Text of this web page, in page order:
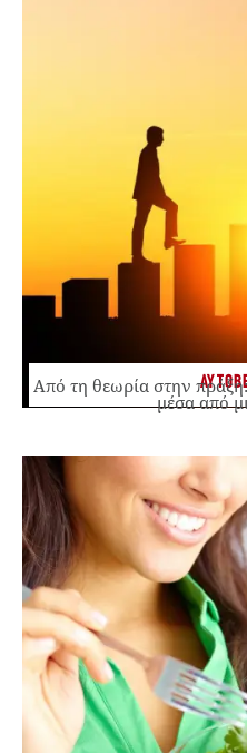
Από τη θεωρία στην
μέσα από